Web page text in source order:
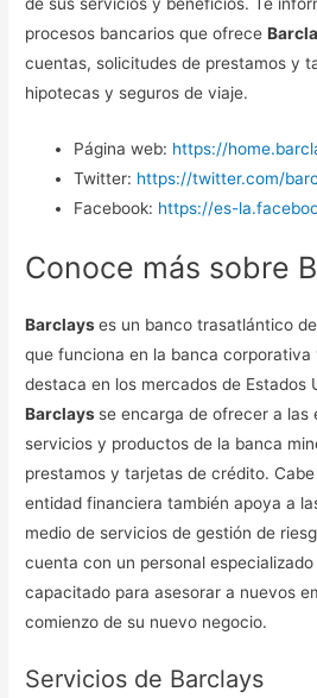
de sus servicios y beneficios. Te
procesos bancarios que ofrece
cuentas, solicitudes de prestamos y
hipotecas y seguros de viaje.
Página web: https://
Twitter: https://twitter.com/
Facebook: https://es-
Conoce más sobre
Barclayses un banco trasatlántico
que funciona en la banca corporativa
destaca en los mercados de Estados
Barclays se encarga de ofrecer a las
servicios y productos de la banca
prestamos y tarjetas de crédito.
entidad financiera también apoya a
medio de servicios de gestión de
cuenta con un personal
capacitado para asesorar a nuevos
comienzo de su nuevo negocio.
Servicios de Barclays